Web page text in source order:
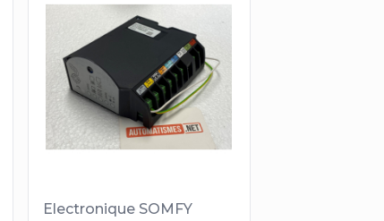
Electronique SOMFY